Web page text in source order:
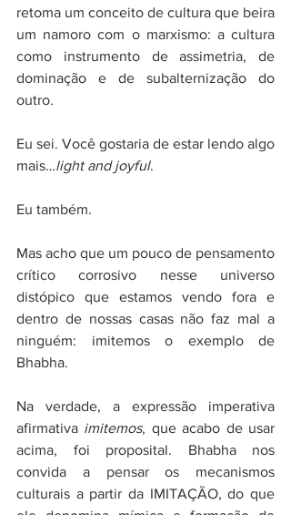
retoma um conceito de cultura que beira
um namoro com o marxismo: a cultura
como instrumento de assimetria, de
dominação e de subalternização do
outro.
Eu sei. Você gostaria de estar lendo algo
mais…light and joyful.
Eu também.
Mas acho que um pouco de pensamento
crítico corrosivo nesse universo
distópico que estamos vendo fora e
dentro de nossas casas não faz mal a
ninguém: imitemos o exemplo de
Bhabha.
Na verdade, a expressão imperativa
afirmativa imitemos, que acabo de usar
acima, foi proposital. Bhabha nos
convida a pensar os mecanismos
culturais a partir da IMITAÇÃO, do que